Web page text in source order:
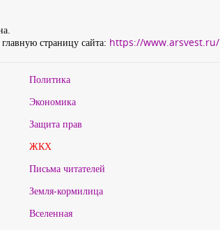
страницу сайта: https://www.arsvest.ru/
Политика
Экономика
Защита прав
ЖКХ
Письма читателей
Земля-кормилица
Вселенная